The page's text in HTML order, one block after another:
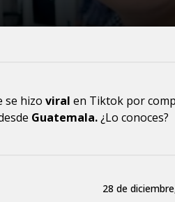
se hizo viral en Tiktok por
Guatemala.¿Lo conoces?
28 de